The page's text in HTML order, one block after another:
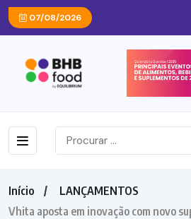
07/08/2026
Início
LANÇAMENTOS
Vhita aposta em inovação com novo